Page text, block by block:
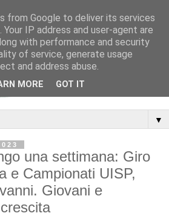
▼
una settimana: Giro
e Campionati UISP,
Giovani e
from Google to deliver its services
IP address and user-agent are
with performance and security
of service, generate usage
and address abuse.
MORE GOT IT